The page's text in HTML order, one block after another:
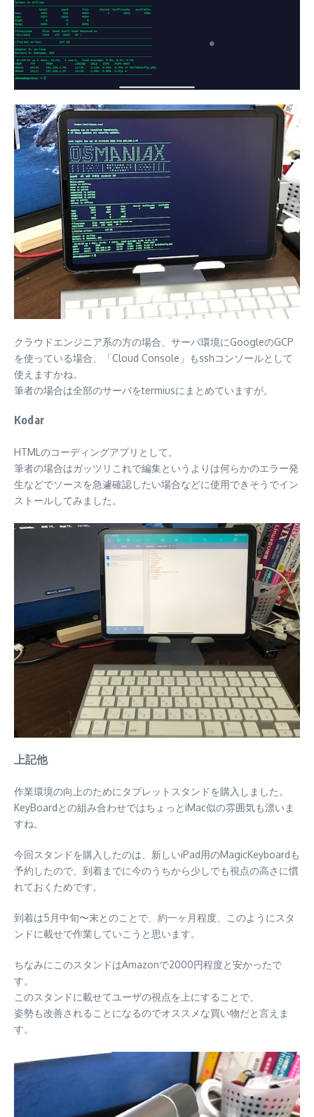
クラウドエンジニア系の方の場合、サーバ環境にGoogleのGCP
を使っている場合、「Cloud Console」もsshコンソールとして
使えますかね。
筆者の場合は全部のサーバをtermiusにまとめていますが。
Kodar
HTMLのコーディングアプリとして。
筆者の場合はガッツリこれで編集というよりは何らかのエラー発
生などでソースを急遽確認したい場合などに使用できそうでイン
ストールしてみました。
上記他
作業環境の向上のためにタブレットスタンドを購入しました。
KeyBoardとの組み合わせではちょっとiMac似の雰囲気も漂いま
すね。
今回スタンドを購入したのは、新しいiPad用のMagicKeyboardも
予約したので、到着までに今のうちから少しでも視点の高さに慣
れておくためです。
到着は5月中旬〜末とのことで、約一ヶ月程度、このようにスタ
ンドに載せで作業していこうと思います。
ちなみにこのスタンドはAmazonで2000円程度と安かったで
す。
このスタンドに載せてユーザの視点を上にすることで、
姿勢も改善されることになるのでオススメな買い物だと言えま
す。